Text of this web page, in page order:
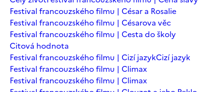
Festival francouzského filmu | César a Rosalie
Festival francouzského filmu | Césarova věc
Festival francouzského filmu | Cesta do školy
Citová hodnota
Festival francouzského filmu | Cizí jazykCizí jazyk
Festival francouzského filmu | Climax
Festival francouzského filmu | Climax